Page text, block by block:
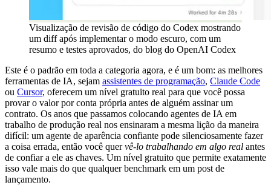
Visualização de revisão de código do Codex mostrando
um diff após implementar o modo escuro, com um
resumo e testes aprovados, do blog do OpenAI Codex
Este é o padrão em toda a categoria agora, e é um bom: as melhores
ferramentas de IA, sejam assistentes de programação, Claude Code
ou Cursor, oferecem um nível gratuito real para que você possa
provar o valor por conta própria antes de alguém assinar um
contrato. Os anos que passamos colocando agentes de IA em
trabalho de produção real nos ensinaram a mesma lição da maneira
difícil: um agente de aparência confiante pode silenciosamente fazer
a coisa errada, então você quervê-lo trabalhando em algo real antes
de confiar a ele as chaves. Um nível gratuito que permite exatamente
isso vale mais do que qualquer benchmark em um post de
lançamento.